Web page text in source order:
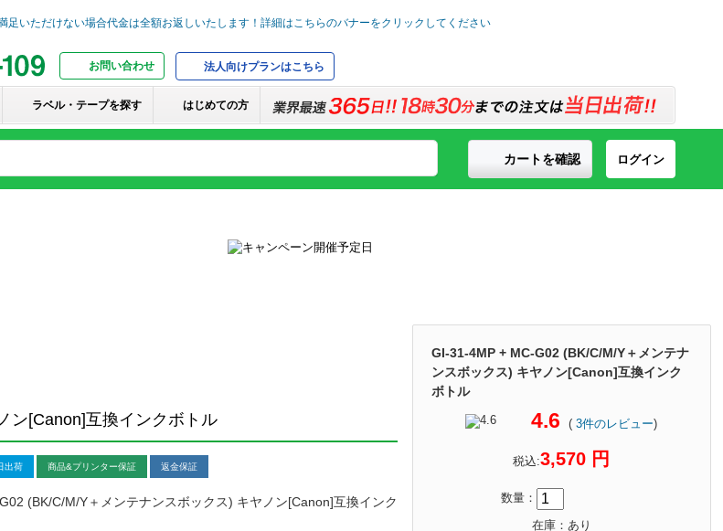
お問い合わせ 法人向けプランはこちら
ラベル・テープを探す はじめての方
ログイン
カートを確認
GI-31-4MP + MC-G02 (BK/C/M/Y＋メンテナ
ンスボックス) キヤノン[Canon]互換インク
ボトル
4.6 ( 3件のレビュー)
税込:3,570 円
数量：
在庫：あり
ン[Canon]互換インクボトル
出荷 商品&プリンター保証 返金保証
(BK/C/M/Y＋メンテナンスボックス) キヤノン[Canon]互換インク